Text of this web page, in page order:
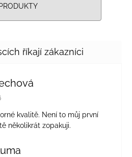
PRODUKTY
obchodu je 5 z 5 hvězdiček.
kvalitě. Není to můj první
několikrát zopakuji.